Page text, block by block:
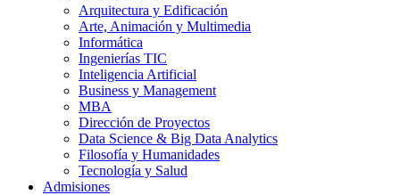
Arquitectura y Edificación
Arte, Animación y Multimedia
Informática
Ingenierías TIC
Inteligencia Artificial
Business y Management
MBA
Dirección de Proyectos
Data Science & Big Data Analytics
Filosofía y Humanidades
Tecnología y Salud
Admisiones